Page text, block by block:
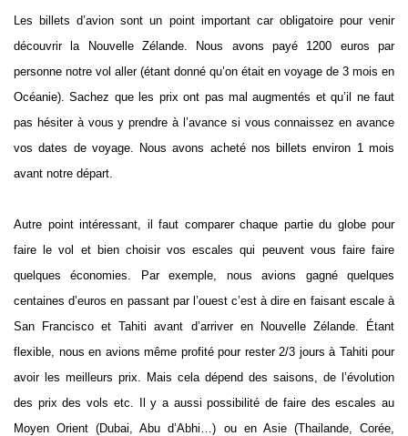
Les billets d’avion sont un point important car obligatoire pour venir
découvrir la Nouvelle Zélande. Nous avons payé 1200 euros par
personne notre vol aller (étant donné qu’on était en voyage de 3 mois en
Océanie). Sachez que les prix ont pas mal augmentés et qu’il ne faut
pas hésiter à vous y prendre à l’avance si vous connaissez en avance
vos dates de voyage. Nous avons acheté nos billets environ 1 mois
avant notre départ.
Autre point intéressant, il faut comparer chaque partie du globe pour
faire le vol et bien choisir vos escales qui peuvent vous faire faire
quelques économies. Par exemple, nous avions gagné quelques
centaines d’euros en passant par l’ouest c’est à dire en faisant escale à
San Francisco et Tahiti avant d’arriver en Nouvelle Zélande. Étant
flexible, nous en avions même profité pour rester 2/3 jours à Tahiti pour
avoir les meilleurs prix. Mais cela dépend des saisons, de l’évolution
des prix des vols etc. Il y a aussi possibilité de faire des escales au
Moyen Orient (Dubai, Abu d’Abhi…) ou en Asie (Thailande, Corée,